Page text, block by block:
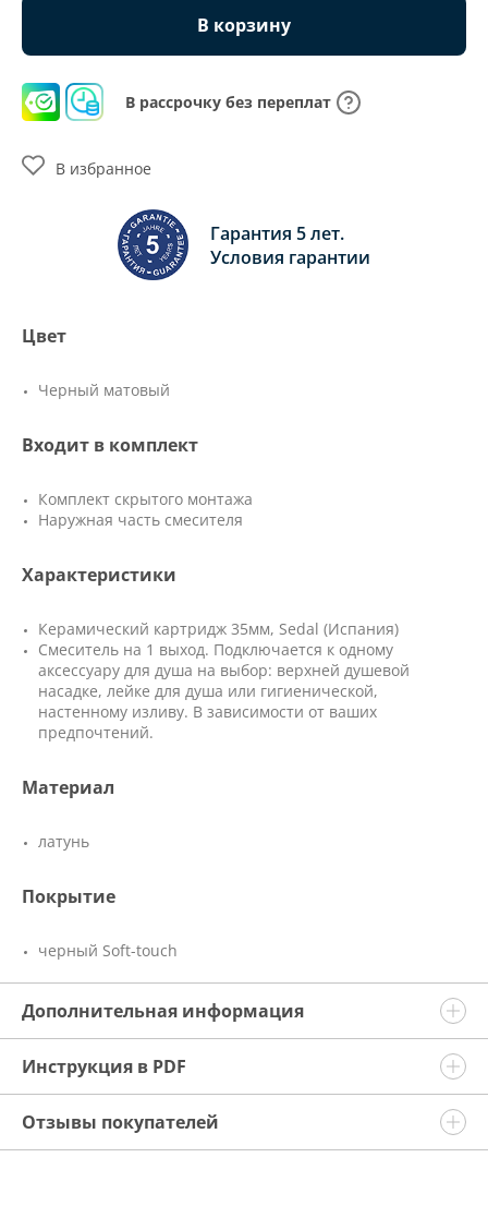
В корзину
В рассрочку без переплат
Гарантия 5 лет.
Условия гарантии
В избранное
Цвет
Черный матовый
Входит в комплект
Комплект скрытого монтажа
Наружная часть смесителя
Характеристики
Керамический картридж 35мм, Sedal (Испания)
Смеситель на 1 выход. Подключается к одному
аксессуару для душа на выбор: верхней душевой
насадке, лейке для душа или гигиенической,
настенному изливу. В зависимости от ваших
предпочтений.
Материал
латунь
Покрытие
черный Soft-touch
Дополнительная информация
Инструкция в PDF
Отзывы покупателей